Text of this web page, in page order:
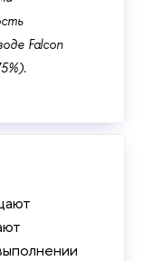
Falcon